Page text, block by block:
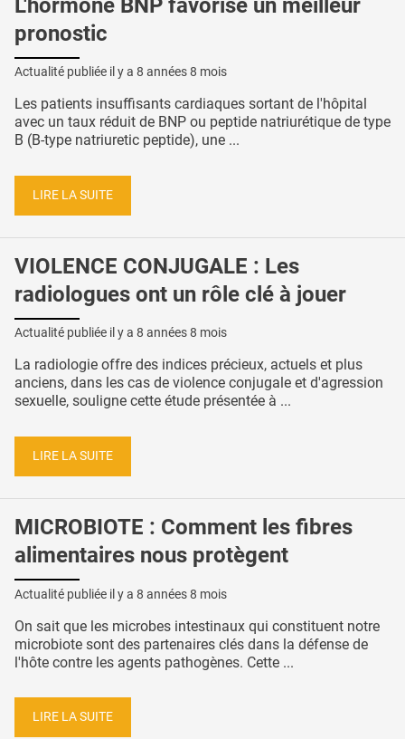
pronostic
Actualité publiée il y a 8 années 8 mois
Les patients insuffisants cardiaques sortant de l'hôpital
avec un taux réduit de BNP ou peptide natriurétique de type
B (B-type natriuretic peptide), une ...
LIRE LA SUITE
VIOLENCE CONJUGALE : Les
radiologues ont un rôle clé à jouer
Actualité publiée il y a 8 années 8 mois
La radiologie offre des indices précieux, actuels et plus
anciens, dans les cas de violence conjugale et d'agression
sexuelle, souligne cette étude présentée à ...
LIRE LA SUITE
MICROBIOTE : Comment les fibres
alimentaires nous protègent
Actualité publiée il y a 8 années 8 mois
On sait que les microbes intestinaux qui constituent notre
microbiote sont des partenaires clés dans la défense de
l'hôte contre les agents pathogènes. Cette ...
LIRE LA SUITE